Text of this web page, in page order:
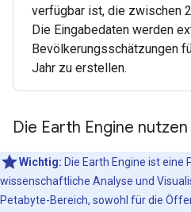
verfügbar ist, die zwischen
Die Eingabedaten werden
Bevölkerungsschätzungen
Jahr zu erstellen.
Die Earth Engine nutzen
Wichtig: Die Earth Engine ist
wissenschaftliche Analyse und
Petabyte-Bereich, sowohl für die